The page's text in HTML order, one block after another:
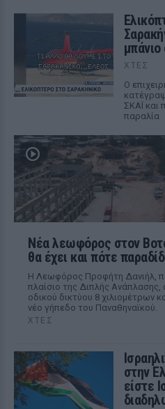
μπάνιο
ΧΤΕΣ
Ο
ΣΚΑΪ και
παραλία
Νέα λεωφόρος στον
θα έχει και πότε
Η Λεωφόρος Προφήτη Δανιήλ,
πλαίσιο της Διπλής Ανάπλασης,
οδικού δικτύου 8 χιλιομέτρων
νέο γήπεδο του Παναθηναϊκού.
ΧΤΕΣ
στην
είστε